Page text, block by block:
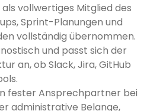
vollwertiges Mitglied des
Sprint-Planungen und
vollständig übernommen.
und passt sich der
an, ob Slack, Jira, GitHub
fester Ansprechpartner bei
administrative Belange,